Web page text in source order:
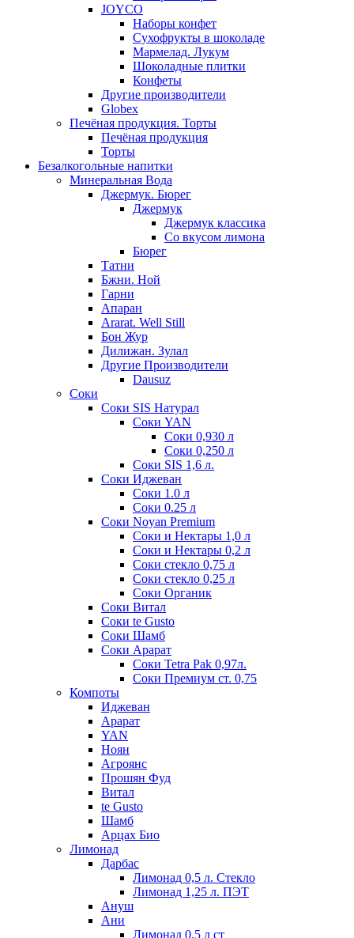
JOYCO
Наборы конфет
Сухофрукты в шоколаде
Мармелад. Лукум
Шоколадные плитки
Конфеты
Другие производители
Globex
Печёная продукция. Торты
Печёная продукция
Торты
Безалкогольные напитки
Минеральная Вода
Джермук. Бюрег
Джермук
Джермук классика
Со вкусом лимона
Бюрег
Татни
Бжни. Ной
Гарни
Апаран
Ararat. Well Still
Бон Жур
Дилижан. Зулал
Другие Производители
Dausuz
Соки
Соки SIS Натурал
Соки YAN
Соки 0,930 л
Соки 0,250 л
Соки SIS 1,6 л.
Соки Иджеван
Соки 1.0 л
Соки 0.25 л
Соки Noyan Premium
Соки и Нектары 1,0 л
Соки и Нектары 0,2 л
Соки стекло 0,75 л
Соки стекло 0,25 л
Соки Органик
Соки Витал
Соки te Gusto
Соки Шамб
Соки Арарат
Соки Tetra Pak 0,97л.
Соки Премиум ст. 0,75
Компоты
Иджеван
Арарат
YAN
Ноян
Агроянс
Прошян Фуд
Витал
te Gusto
Шамб
Арцах Био
Лимонад
Дарбас
Лимонад 0,5 л. Стекло
Лимонад 1,25 л. ПЭТ
Ануш
Ани
Лимонад 0,5 л ст